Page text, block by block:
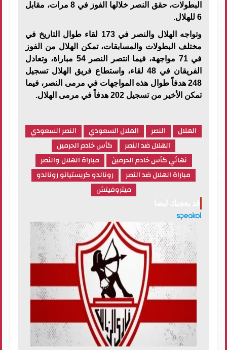
البطولات، حقق النصر خلالها الفوز في 8 مرات، مقابل
6 للهلال.
وتواجه الهلال والنصر في 173 لقاء طوال التاريخ في
مختلف البطولات والمسابقات، تمكن الهلال من الفوز
في 71 مواجهة، فيما انتصر النصر 54 مباراة، وتعادل
الفريقان في 48 لقاء، واستطاع فريق الهلال تسجيل
248 هدفاً طوال هذه المواجهات في مرمى النصر، فيما
تمكن الأخير من تسجيل 202 هدفاً في مرمى الهلال.
الهلال النصر الهلال السعودي
النصر السعودي
الهلال ضد النصر
كأس خادم الحرمين
نهائي كأس خادم الحرمين
مباراة الهلال والنصر
مباراة الهلال ضد النصر
رونالدو كريستيانو رونالدو
ميتروفيتش